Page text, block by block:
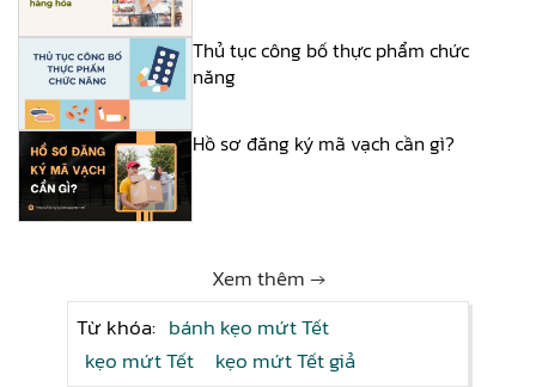
Thủ tục công bố thực phẩm chức
năng
Hồ sơ đăng ký mã vạch cần gì?
Xem thêm →
Từ khóa: bánh kẹo mứt Tết
kẹo mứt Tết
kẹo mứt Tết giả